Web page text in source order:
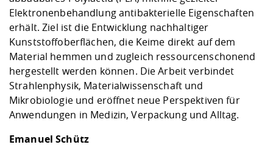
Elektronenbehandlung antibakterielle Eigenschaften
erhält. Ziel ist die Entwicklung nachhaltiger
Kunststoffoberflächen, die Keime direkt auf dem
Material hemmen und zugleich ressourcenschonend
hergestellt werden können. Die Arbeit verbindet
Strahlenphysik, Materialwissenschaft und
Mikrobiologie und eröffnet neue Perspektiven für
Anwendungen in Medizin, Verpackung und Alltag.
Emanuel Schütz